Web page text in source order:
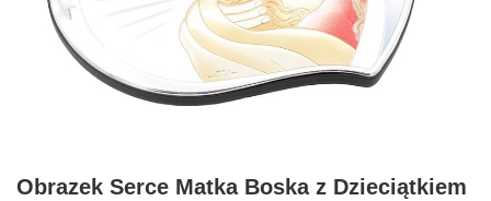
Obrazek Serce Matka Boska z Dzieciątkiem